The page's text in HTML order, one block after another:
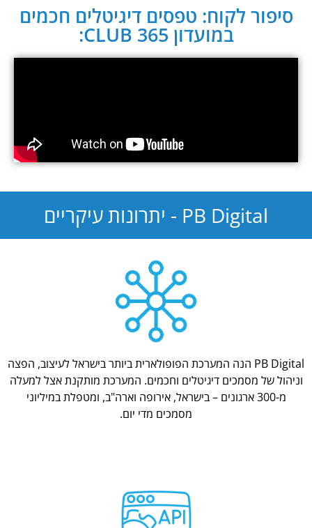
סיפור לקוח: טפסים דיגיטלים חכמים
במועדון CLUB 365:
PB Digital - יתרונות עיקריים
PB Digital הנה המערכת הפופולארית ביותר בישראל לעיצוב, הפצה
וניהול של מסמכים דיגיטלים וחכמים. המערכת מותקנת אצל למעלה
מ-300 ארגונים – בישראל, אירופה וארה"ב, ומטפלת במיליוני
מסמכים מדי יום.